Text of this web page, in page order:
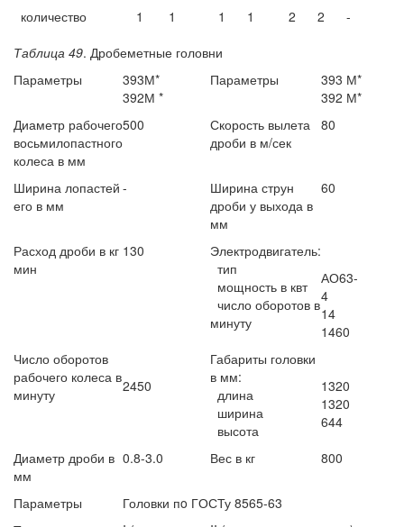
количество
1 1 1 1 2 2
-
Таблица 49. Дробеметные головни
Параметры
393М*
392М *
Параметры
393 М*
392 М*
Диаметр рабочего
восьмилопастного
колеса в мм
500
Скорость вылета
дроби в м/сек
80
Ширина лопастей
его в мм
-
Ширина струн
дроби у выхода в
мм
60
Расход дроби в кг
мин
130
Электродвигатель:
тип
мощность в квт
число оборотов в
минуту
АО63-
4
14
1460
Число оборотов
рабочего колеса в
минуту
2450
Габариты головки
в мм:
длина
ширина
высота
1320
1320
644
Диаметр дроби в
мм
0.8-3.0 Вес в кг 800
Параметры Головки пo ГОСТу 8565-63